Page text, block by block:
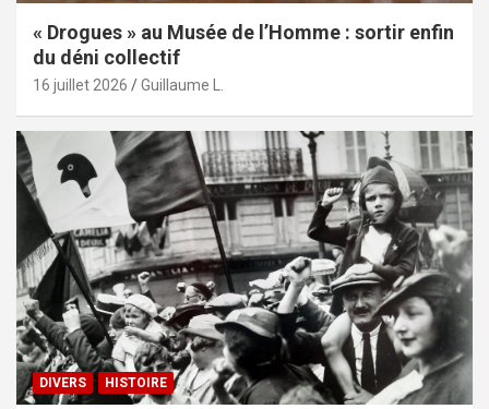
« Drogues » au Musée de l’Homme : sortir enfin
du déni collectif
16 juillet 2026 Guillaume L.
DIVERS HISTOIRE